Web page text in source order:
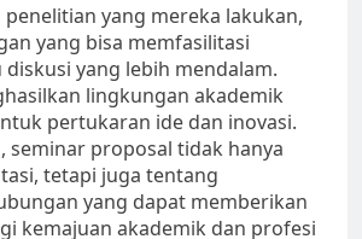
yang mereka lakukan,
yang bisa memfasilitasi
yang lebih mendalam.
lingkungan akademik
pertukaran ide dan inovasi.
seminar proposal tidak hanya
tetapi juga tentang
yang dapat memberikan
kemajuan akademik dan profesi